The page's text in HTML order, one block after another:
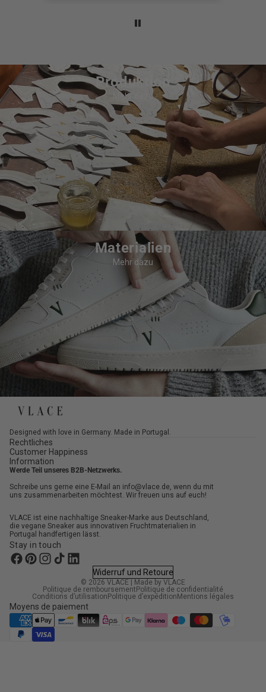
Produktion
Mehr dazu
Materialien
Mehr dazu
Designed with love in Germany. Made in Portugal.
Rechtliches
Customer Happiness
Information
Werde Teil unseres B2B-Netzwerks.
Schreibe uns gerne eine E-Mail an info@vlace.de, wenn du mit
uns zusammenarbeiten möchtest. Wir freuen uns auf euch!
VLACE ist eine nachhaltige Sneaker-Marke aus Deutschland,
die vegane Sneaker aus innovativen Fruchtmaterialien in
Portugal handfertigen lässt.
Stay in touch
Widerruf und Retoure
© 2026 VLACE | Made by VLACE
Politique de remboursementPolitique de confidentialité
Conditions d’utilisationPolitique d’expéditionMentions légales
Moyens de paiement